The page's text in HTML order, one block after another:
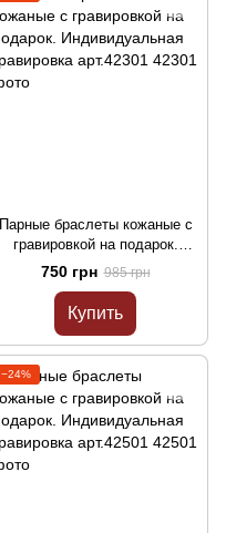
Парные браслеты кожаные с
гравировкой на подарок.
Индивидуальная гравировка
арт.42301
750 грн 985 грн
Купить
−24%